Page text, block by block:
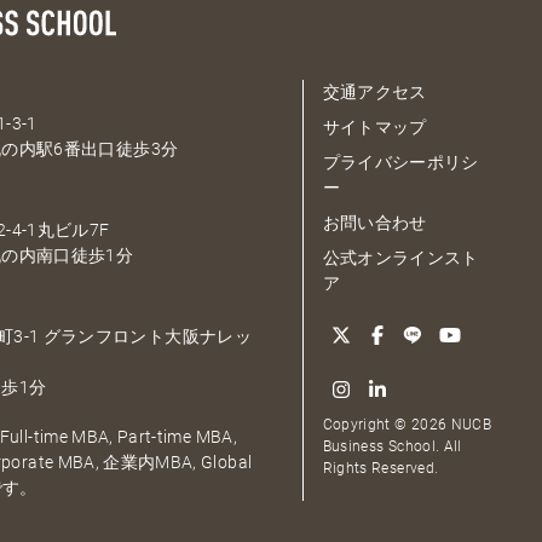
3-1
内駅6番出口徒歩3分
4-1丸ビル7F
内南口徒歩1分
3-1 グランフロント大阪ナレッ
1分
time MBA, Part-time MBA,
MBA, 企業内MBA, Global
。
交通アクセス
サイトマップ
プライバシーポリシ
ー
お問い合わせ
公式オンラインスト
ア
Copyright © 2026 NUCB
Business School. All
Rights Reserved.